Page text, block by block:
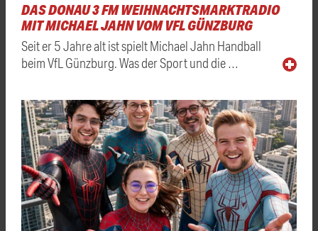
DAS DONAU 3 FM WEIHNACHTSMARKTRADIO
MIT MICHAEL JAHN VOM VFL GÜNZBURG
Seit er 5 Jahre alt ist spielt Michael Jahn Handball
beim VfL Günzburg. Was der Sport und die …